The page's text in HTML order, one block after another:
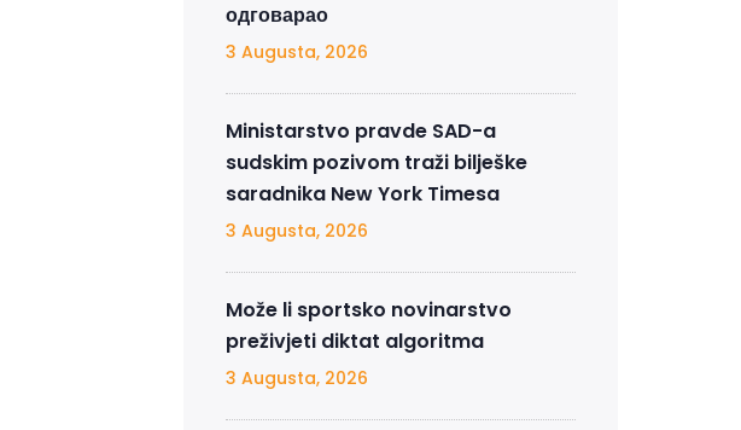
одговарао
3 Augusta, 2026
Ministarstvo pravde SAD-a
sudskim pozivom traži bilješke
saradnika New York Timesa
3 Augusta, 2026
Može li sportsko novinarstvo
preživjeti diktat algoritma
3 Augusta, 2026